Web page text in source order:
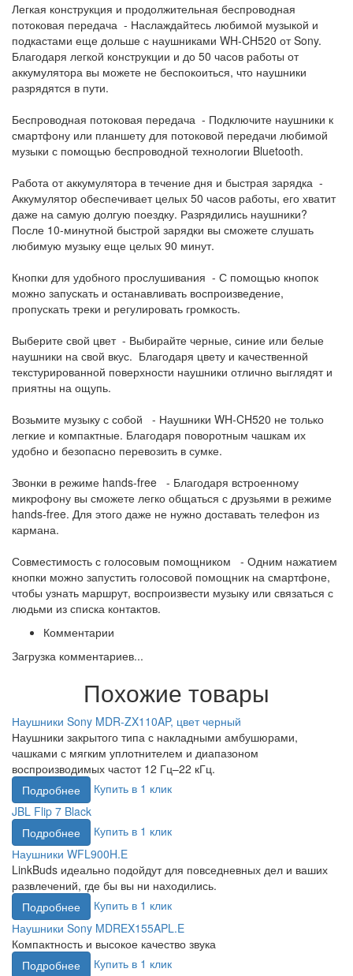
Легкая конструкция и продолжительная беспроводная
потоковая передача - Наслаждайтесь любимой музыкой и
подкастами еще дольше с наушниками WH-CH520 от Sony.
Благодаря легкой конструкции и до 50 часов работы от
аккумулятора вы можете не беспокоиться, что наушники
разрядятся в пути.
Беспроводная потоковая передача - Подключите наушники к
смартфону или планшету для потоковой передачи любимой
музыки с помощью беспроводной технологии Bluetooth.
Работа от аккумулятора в течение дня и быстрая зарядка -
Аккумулятор обеспечивает целых 50 часов работы, его хватит
даже на самую долгую поездку. Разрядились наушники?
После 10-минутной быстрой зарядки вы сможете слушать
любимую музыку еще целых 90 минут.
Кнопки для удобного прослушивания - С помощью кнопок
можно запускать и останавливать воспроизведение,
пропускать треки и регулировать громкость.
Выберите свой цвет - Выбирайте черные, синие или белые
наушники на свой вкус. Благодаря цвету и качественной
текстурированной поверхности наушники отлично выглядят и
приятны на ощупь.
Возьмите музыку с собой - Наушники WH-CH520 не только
легкие и компактные. Благодаря поворотным чашкам их
удобно и безопасно перевозить в сумке.
Звонки в режиме hands-free - Благодаря встроенному
микрофону вы сможете легко общаться с друзьями в режиме
hands-free. Для этого даже не нужно доставать телефон из
кармана.
Совместимость с голосовым помощником - Одним нажатием
кнопки можно запустить голосовой помощник на смартфоне,
чтобы узнать маршрут, воспроизвести музыку или связаться с
людьми из списка контактов.
Комментарии
Загрузка комментариев...
Похожие товары
Наушники Sony MDR-ZX110AP, цвет черный
Наушники закрытого типа с накладными амбушюрами,
чашками с мягким уплотнителем и диапазоном
воспроизводимых частот 12 Гц–22 кГц.
Подробнее
Купить в 1 клик
JBL Flip 7 Black
Подробнее
Купить в 1 клик
Наушники WFL900H.E
LinkBuds идеально подойдут для повседневных дел и ваших
развлечений, где бы вы ни находились.
Подробнее
Купить в 1 клик
Наушники Sony MDREX155APL.E
Компактность и высокое качество звука
Подробнее
Купить в 1 клик